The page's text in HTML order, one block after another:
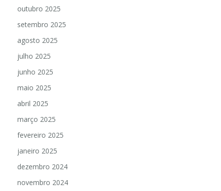
outubro 2025
setembro 2025
agosto 2025
julho 2025
junho 2025
maio 2025
abril 2025
março 2025
fevereiro 2025
janeiro 2025
dezembro 2024
novembro 2024